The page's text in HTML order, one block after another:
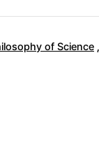
of Science